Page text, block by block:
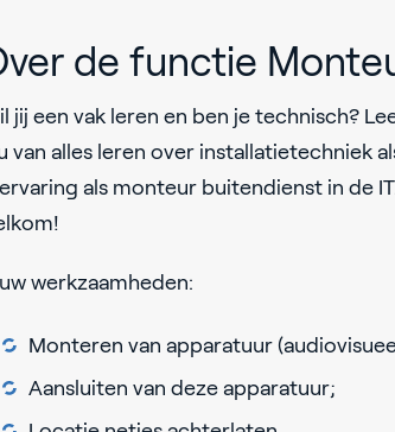
de functie
jij een vak leren en ben je technisch?
van alles leren over installatietechniek
als monteur buitendienst in de
werkzaamheden:
Monteren van apparatuur
Aansluiten van deze apparatuur;